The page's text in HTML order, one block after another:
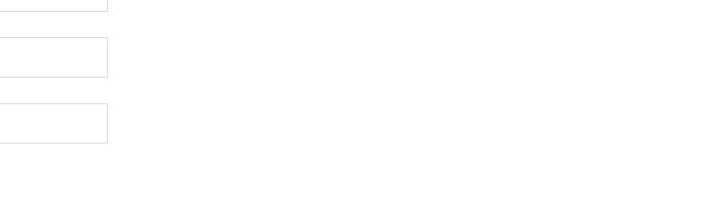
Email:*
Website: